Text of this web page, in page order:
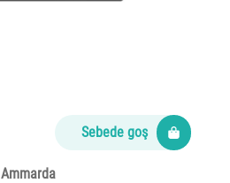
Sebede goş
Ammarda